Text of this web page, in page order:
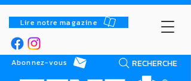
Lire notre magazine
RECHERCHE
Abonnez-vous